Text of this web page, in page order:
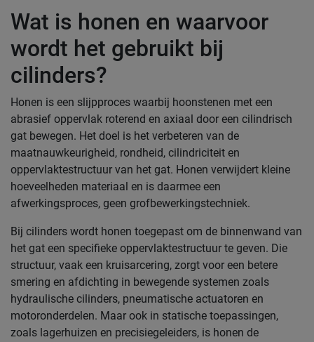
Wat is honen en waarvoor
wordt het gebruikt bij
cilinders?
Honen is een slijpproces waarbij hoonstenen met een
abrasief oppervlak roterend en axiaal door een cilindrisch
gat bewegen. Het doel is het verbeteren van de
maatnauwkeurigheid, rondheid, cilindriciteit en
oppervlaktestructuur van het gat. Honen verwijdert kleine
hoeveelheden materiaal en is daarmee een
afwerkingsproces, geen grofbewerkingstechniek.
Bij cilinders wordt honen toegepast om de binnenwand van
het gat een specifieke oppervlaktestructuur te geven. Die
structuur, vaak een kruisarcering, zorgt voor een betere
smering en afdichting in bewegende systemen zoals
hydraulische cilinders, pneumatische actuatoren en
motoronderdelen. Maar ook in statische toepassingen,
zoals lagerhuizen en precisiegeleiders, is honen de